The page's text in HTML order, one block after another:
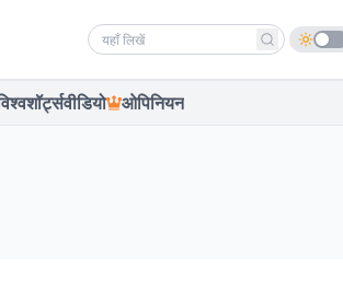
Search news
शॉर्ट्सवीडियो ओपिनियन